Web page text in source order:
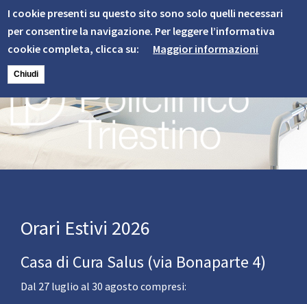
Informativa
Cookie
I cookie presenti su questo sito sono solo quelli necessari
per consentire la navigazione. Per leggere l’informativa
cookie completa, clicca su:
Maggior informazioni
Chiudi
Skip
main
content
Image
Orari Estivi 2026
Casa di Cura Salus (via Bonaparte 4)
Dal 27 luglio al 30 agosto compresi: